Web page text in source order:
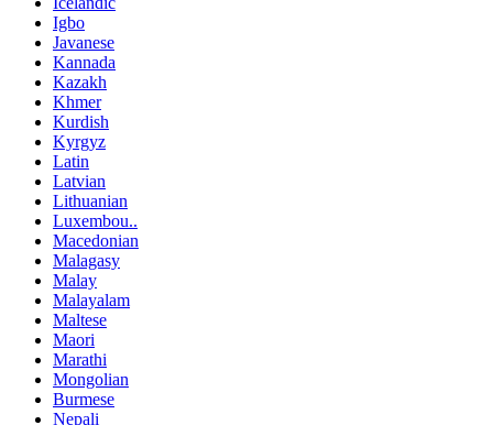
Igbo
Javanese
Kannada
Kazakh
Khmer
Kurdish
Kyrgyz
Latin
Latvian
Lithuanian
Luxembou..
Macedonian
Malagasy
Malay
Malayalam
Maltese
Maori
Marathi
Mongolian
Burmese
Nepali